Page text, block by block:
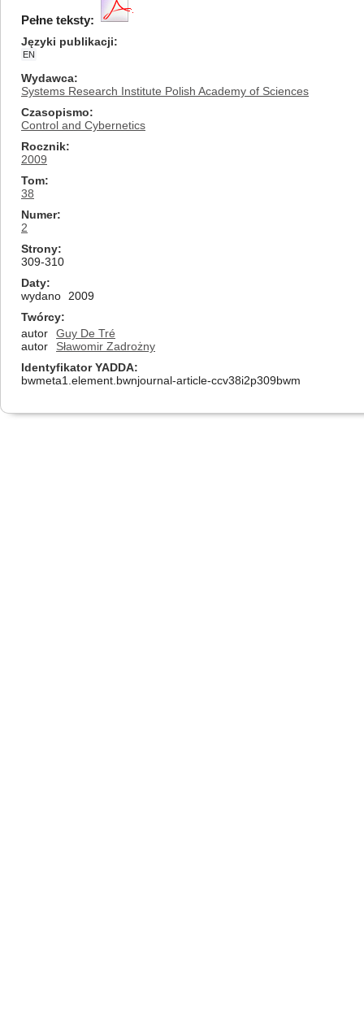
Pełne teksty:
Języki publikacji
EN
Wydawca
Systems Research Institute Polish Academy of Sciences
Czasopismo
Control and Cybernetics
Rocznik
2009
Tom
38
Numer
2
Strony
309-310
Daty
wydano
2009
Twórcy
autor
Guy De Tré
autor
Sławomir Zadrożny
Identyfikator YADDA
bwmeta1.element.bwnjournal-article-ccv38i2p309bwm